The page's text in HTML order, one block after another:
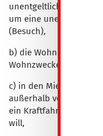
unentgeltlich Dritten
um eine unentgeltliche
(Besuch),
b) die Wohnung oder
Wohnzwecken benutzt
c) in den Mieträumen,
außerhalb
ein Kraftfahrzeug,
will,